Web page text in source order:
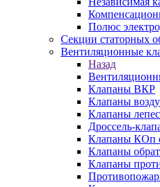
Полюс
Секции статорных
Вентиляционные
Назад
Клапаны ВКР
Клапаны
Клапаны
Дроссель-
Клапаны КОп
Клапаны
Клапаны